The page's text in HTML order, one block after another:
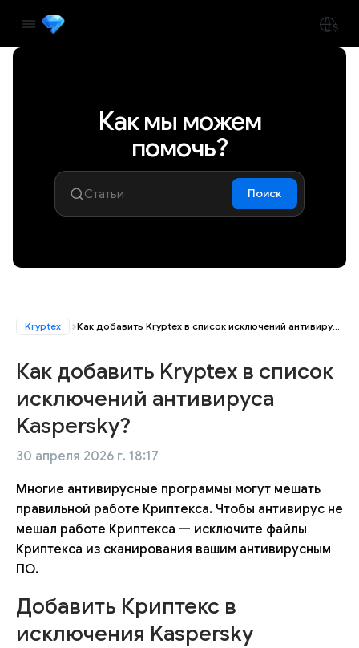
Как мы можем
помочь?
Поиск
Kryptex Как добавить Kryptex в список исключений антивируса Kaspersky?
Как добавить Kryptex в список
исключений антивируса
Kaspersky?
30 апреля 2026 г. 18:17
Многие антивирусные программы могут мешать
правильной работе Криптекса. Чтобы антивирус не
мешал работе Криптекса — исключите файлы
Криптекса из сканирования вашим антивирусным
ПО.
Добавить Криптекс в
исключения Kaspersky